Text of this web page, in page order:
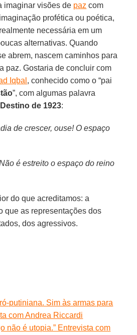
imaginar visões de paz com
profética ou poética,
necessária em um
alternativas. Quando
abrem, nascem caminhos para
paz. Gostaria de concluir com
Iqbal , conhecido como o “pai
”, com algumas palavra
de 1923:
de crescer, ouse! O espaço
é estreito o espaço do reino
do que acreditamos: a
que as representações dos
dos agressivos.
putiniana. Sim às armas para
com Andrea Riccardi
não é utopia.” Entrevista com